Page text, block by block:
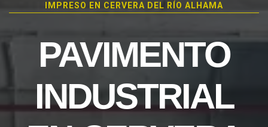
IMPRESO EN CERVERA DEL RÍO ALHAMA
PAVIMENTO
INDUSTRIAL